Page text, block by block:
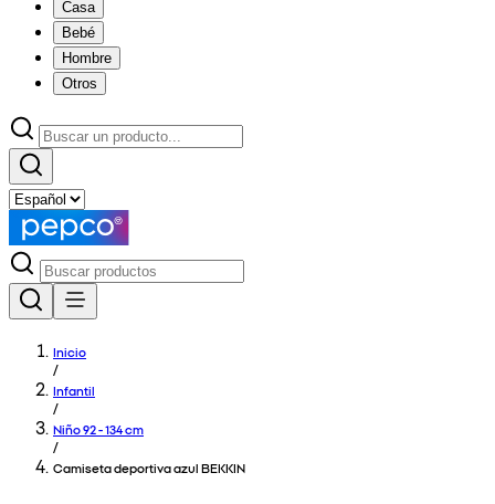
Casa
Bebé
Hombre
Otros
Inicio
/
Infantil
/
Niño 92 - 134 cm
/
Camiseta deportiva azul BEKKIN